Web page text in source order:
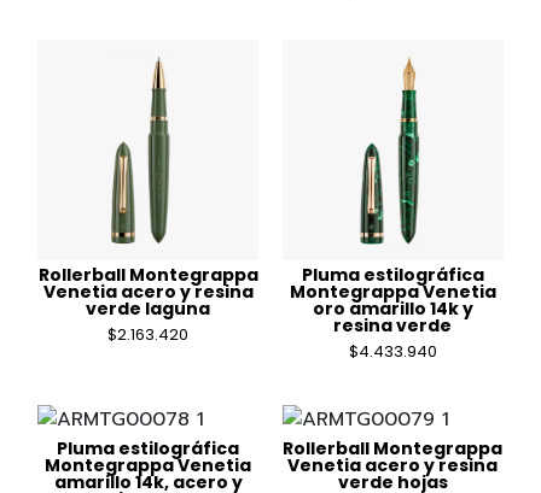
Rollerball Montegrappa
Venetia acero y resina
verde laguna
$2.163.420
Pluma estilográfica
Montegrappa Venetia
oro amarillo 14k y
resina verde
$4.433.940
Pluma estilográfica
Montegrappa Venetia
amarillo 14k, acero y
Rollerball Montegrappa
Venetia acero y resina
verde hojas